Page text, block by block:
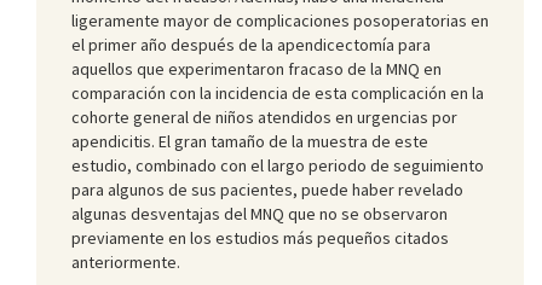
ligeramente mayor de complicaciones posoperatorias en
el primer año después de la apendicectomía para
aquellos que experimentaron fracaso de la MNQ en
comparación con la incidencia de esta complicación en la
cohorte general de niños atendidos en urgencias por
apendicitis. El gran tamaño de la muestra de este
estudio, combinado con el largo periodo de seguimiento
para algunos de sus pacientes, puede haber revelado
algunas desventajas del MNQ que no se observaron
previamente en los estudios más pequeños citados
anteriormente.